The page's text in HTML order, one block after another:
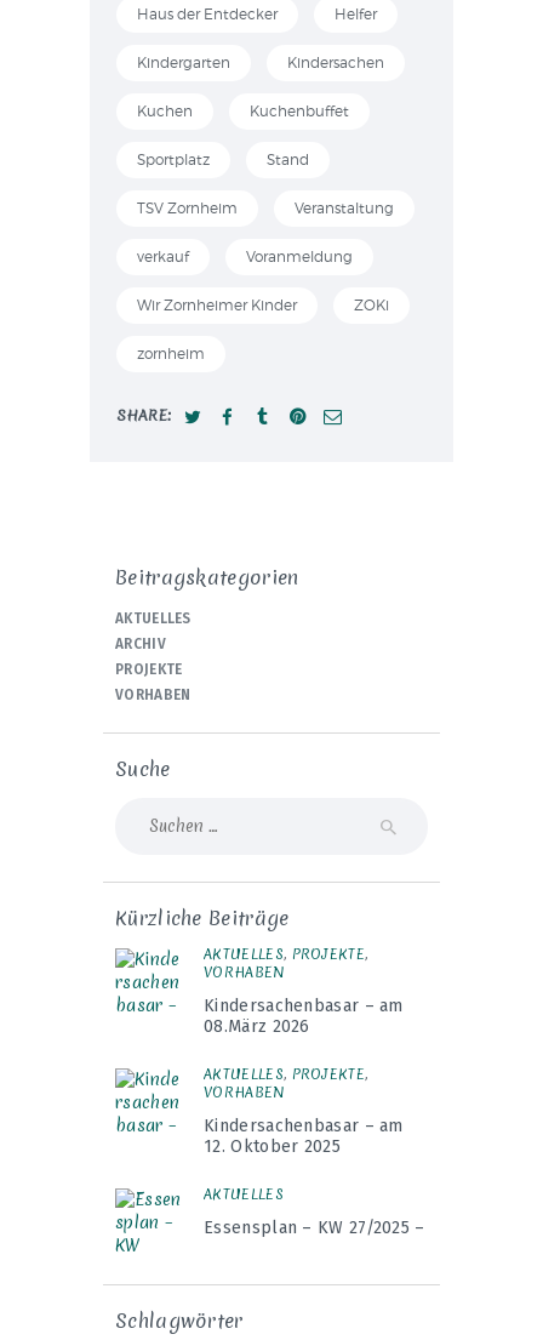
Haus der Entdecker Helfer
Kindergarten Kindersachen
Kuchen Kuchenbuffet
Sportplatz Stand
TSV Zornheim Veranstaltung
verkauf Voranmeldung
Wir Zornheimer Kinder ZOKi
zornheim
SHARE:
Beitragskategorien
AKTUELLES
ARCHIV
PROJEKTE
VORHABEN
Suche
nach:
Kürzliche Beiträge
AKTUELLES, PROJEKTE,
VORHABEN
Kindersachenbasar – am
08.März 2026
AKTUELLES, PROJEKTE,
VORHABEN
Kindersachenbasar – am
12. Oktober 2025
AKTUELLES
Essensplan – KW 27/2025 –
Schlagwörter